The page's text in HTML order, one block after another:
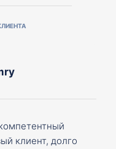
клиент, долго